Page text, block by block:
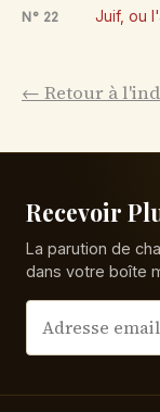
N° 22 Juif, ou
← Retour à
Recevoir
La parution de
dans votre boîte